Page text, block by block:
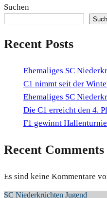
Suchen
Recent Posts
Ehemaliges SC
C1 nimmt seit der
Ehemaliges SC
Die C1 erreicht den 4.
F1 gewinnt
Recent Comments
Es sind keine Kommentare
SC Niederkrüchten Jugend